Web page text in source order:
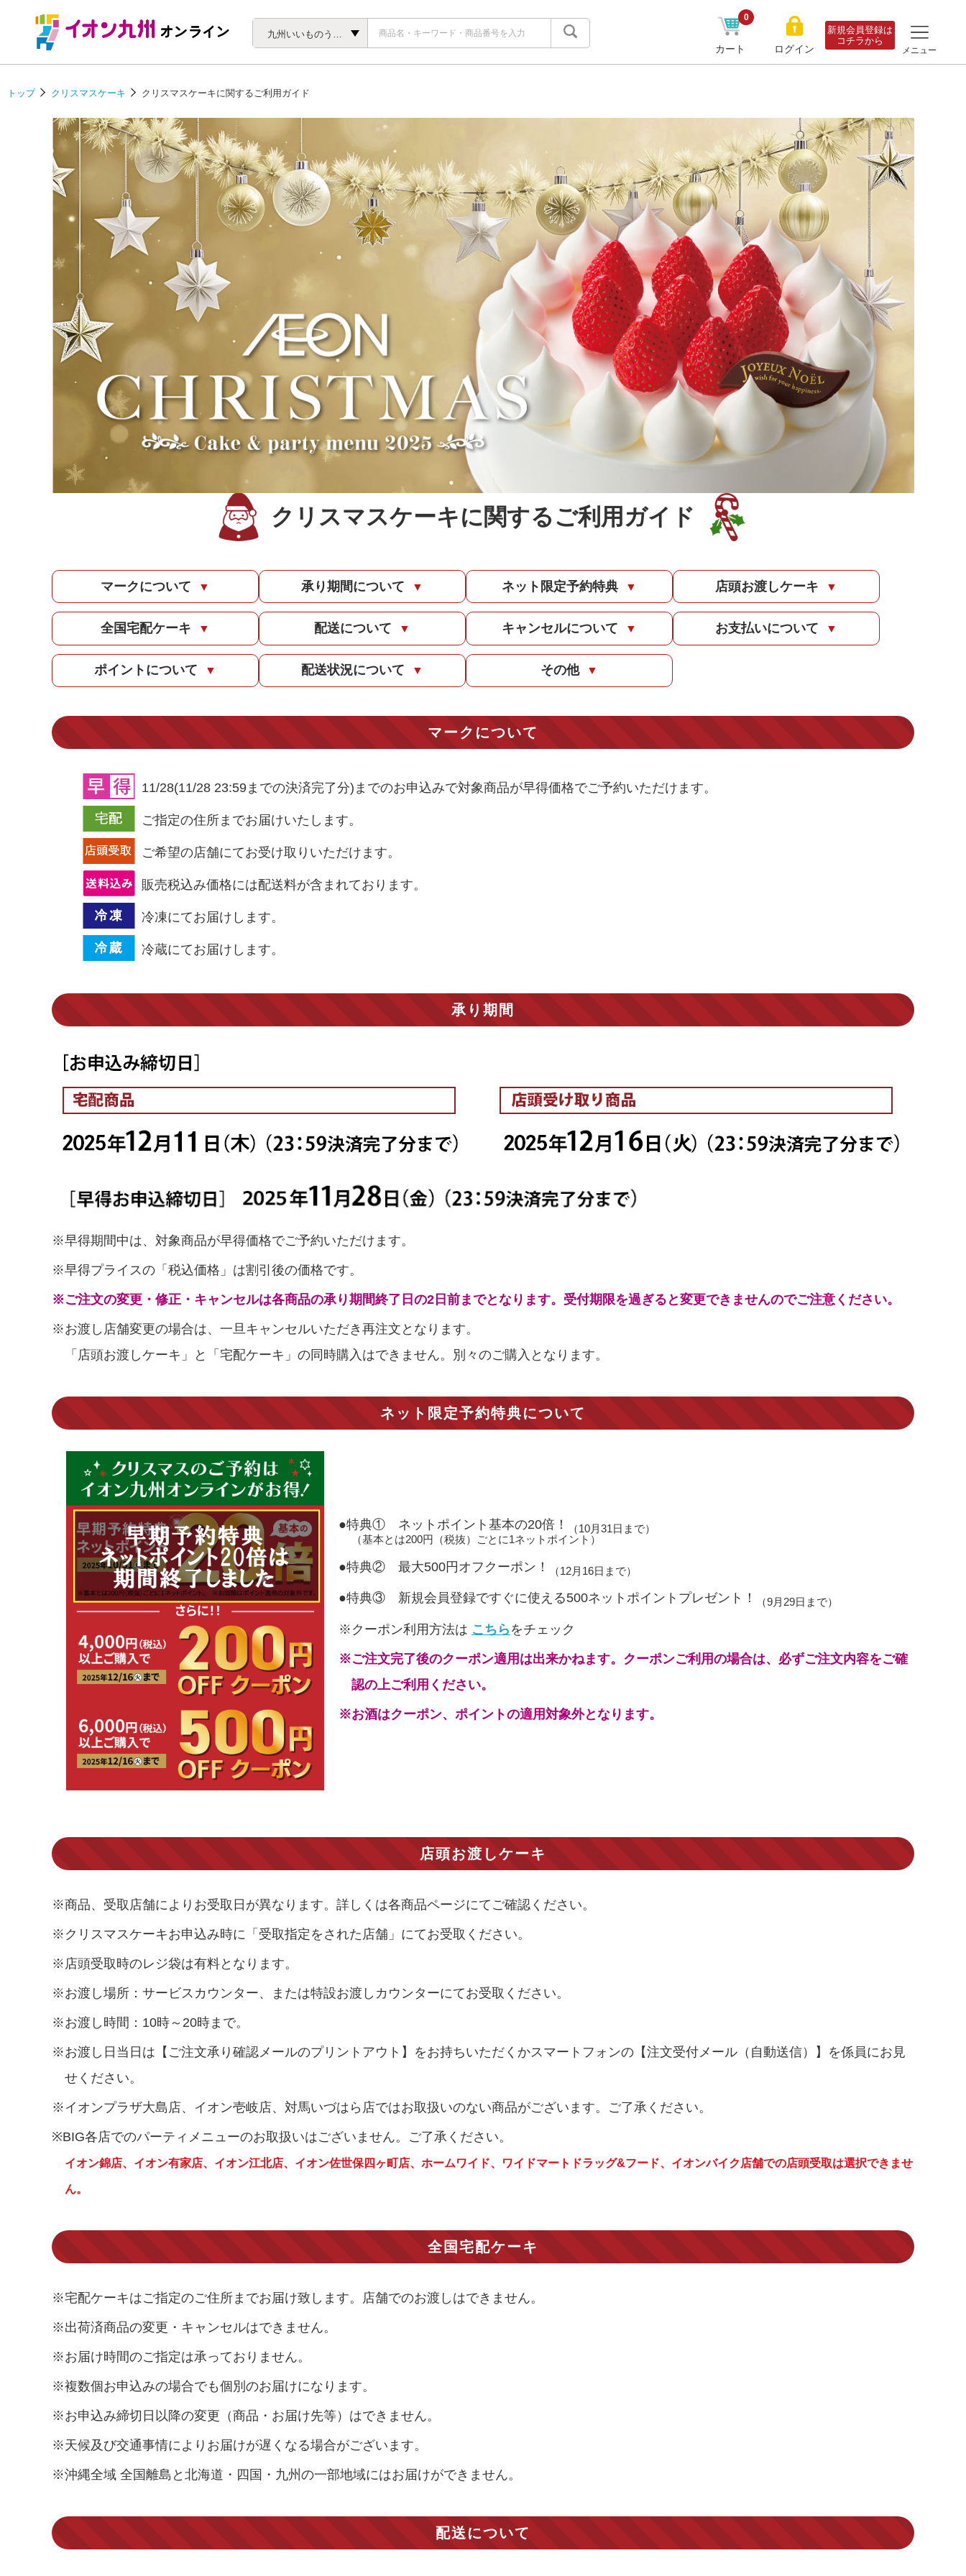
九州いいものうまいもの
カート
0
ログイン
新規会員登録は
コチラから
メニュー
トップ クリスマスケーキ クリスマスケーキに関するご利用ガイド
クリスマスケーキに関するご利用ガイド
マークについて ▼ 承り期間について ▼ ネット限定予約特典 ▼ 店頭お渡しケーキ ▼
全国宅配ケーキ ▼ 配送について ▼ キャンセルについて ▼ お支払いについて ▼
ポイントについて ▼ 配送状況について ▼ その他 ▼
マークについて
11/28(11/28 23:59までの決済完了分)までのお申込みで対象商品が早得価格でご予約いただけます。
ご指定の住所までお届けいたします。
ご希望の店舗にてお受け取りいただけます。
販売税込み価格には配送料が含まれております。
冷凍にてお届けします。
冷蔵にてお届けします。
承り期間
※早得期間中は、対象商品が早得価格でご予約いただけます。
※早得プライスの「税込価格」は割引後の価格です。
※ご注文の変更・修正・キャンセルは各商品の承り期間終了日の2日前までとなります。受付期限を過ぎると変更できませんのでご注意ください。
※お渡し店舗変更の場合は、一旦キャンセルいただき再注文となります。
「店頭お渡しケーキ」と「宅配ケーキ」の同時購入はできません。別々のご購入となります。
ネット限定予約特典について
●特典① ネットポイント基本の20倍！
（10月31日まで）
（基本とは200円（税抜）ごとに1ネットポイント）
●特典② 最大500円オフクーポン！ （12月16日まで）
●特典③ 新規会員登録ですぐに使える500ネットポイントプレゼント！ （9月29日まで）
※クーポン利用方法は こちら をチェック
※ご注文完了後のクーポン適用は出来かねます。クーポンご利用の場合は、必ずご注文内容をご確
認の上ご利用ください。
※お酒はクーポン、ポイントの適用対象外となります。
店頭お渡しケーキ
※商品、受取店舗によりお受取日が異なります。詳しくは各商品ページにてご確認ください。
※クリスマスケーキお申込み時に「受取指定をされた店舗」にてお受取ください。
※店頭受取時のレジ袋は有料となります。
※お渡し場所：サービスカウンター、または特設お渡しカウンターにてお受取ください。
※お渡し時間：10時～20時まで。
※お渡し日当日は【ご注文承り確認メールのプリントアウト】をお持ちいただくかスマートフォンの【注文受付メール（自動送信）】を係員にお見
せください。
※イオンプラザ大島店、イオン壱岐店、対馬いづはら店ではお取扱いのない商品がございます。ご了承ください。
※BIG各店でのパーティメニューのお取扱いはございません。ご了承ください。
イオン錦店、イオン有家店、イオン江北店、イオン佐世保四ヶ町店、ホームワイド、ワイドマートドラッグ&フード、イオンバイク店舗での店頭受取は選択できませ
ん。
全国宅配ケーキ
※宅配ケーキはご指定のご住所までお届け致します。店舗でのお渡しはできません。
※出荷済商品の変更・キャンセルはできません。
※お届け時間のご指定は承っておりません。
※複数個お申込みの場合でも個別のお届けになります。
※お申込み締切日以降の変更（商品・お届け先等）はできません。
※天候及び交通事情によりお届けが遅くなる場合がございます。
※沖縄全域 全国離島と北海道・四国・九州の一部地域にはお届けができません。
配送について